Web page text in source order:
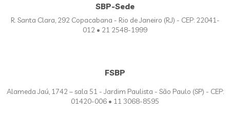
SBP-Sede
R. Santa Clara, 292 Copacabana - Rio de Janeiro (RJ) - CEP: 22041-
012 • 21 2548-1999
FSBP
Alameda Jaú, 1742 – sala 51 - Jardim Paulista - São Paulo (SP) - CEP:
01420-006 • 11 3068-8595